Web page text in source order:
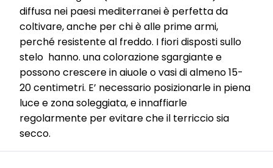
diffusa nei paesi mediterranei è perfetta da
coltivare, anche per chi è alle prime armi,
perché resistente al freddo. I fiori disposti sullo
stelo hanno. unacolorazione sgargiante e
possono crescere in aiuole o vasi di almeno 15-
20 centimetri. E’ necessario posizionarle in piena
luce e zona soleggiata, e innaffiarle
regolarmente per evitare che il terriccio sia
secco.